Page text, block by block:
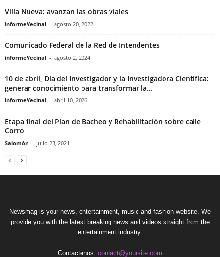
Villa Nueva: avanzan las obras viales
informeVecinal - agosto 20, 2022
Comunicado Federal de la Red de Intendentes
informeVecinal - agosto 2, 2024
10 de abril, Día del Investigador y la Investigadora Científica:
generar conocimiento para transformar la...
informeVecinal - abril 10, 2026
Etapa final del Plan de Bacheo y Rehabilitación sobre calle
Corro
Salomón - julio 23, 2021
Newsmag is your news, entertainment, music and fashion website. We
provide you with the latest breaking news and videos straight from the
entertainment industry.
Contactenos: contact@yoursite.com